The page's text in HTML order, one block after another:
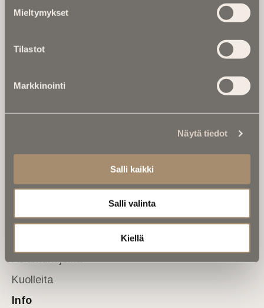
Mieltymykset
Tilastot
Markkinointi
Näytä tiedot
Salli kaikki
Salli valinta
Kiellä
Ikuisuusmedia
Ikuisuusmedia on kuolinuutisointiin keskittynyt uusi ja
valtakunnallinen mediabrändi. Julkaisemme uusimmat
Tietoa meistä
Etusivu
Kalenterista
Asiantuntijoilta
Kuolleita
Info